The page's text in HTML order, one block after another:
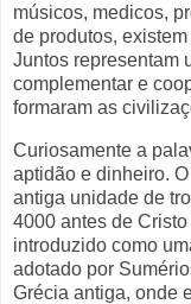
músicos, medicos,
de produtos,
Juntos representam
complementar e
formaram as
Curiosamente a
aptidão e dinheiro. O
antiga unidade de
4000 antes de
introduzido como
adotado por
Grécia antiga, onde